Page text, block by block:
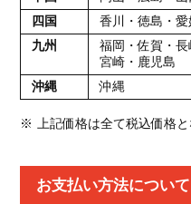
四国
香川・徳島・
九州
福岡・佐賀・長
宮崎・鹿児島
沖縄 沖縄
※ 上記価格は全て税込価格と
お支払い方法について